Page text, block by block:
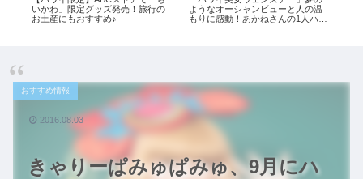
いかわ」限定グッズ発売！旅行の
お土産にもおすすめ♪
ようなオーシャンビューと人の温
もりに感動！あかねさんの1人ハワ
きゃりーぱみゅぱみゅ、9月にハ
おすすめ情報
2016.08.03